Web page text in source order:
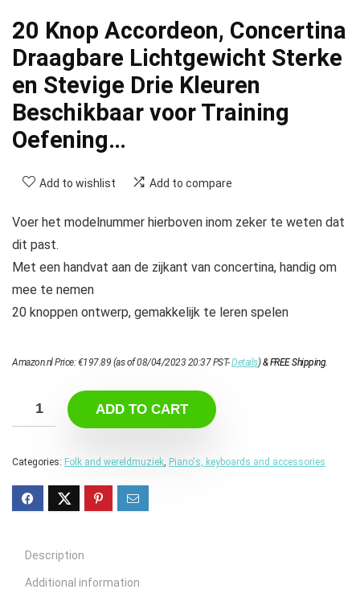
20 Knop Accordeon, Concertina
Draagbare Lichtgewicht Sterke
en Stevige Drie Kleuren
Beschikbaar voor Training
Oefening…
Add to wishlist Add to compare
Voer het modelnummer hierboven inom zeker te weten dat
dit past.
Met een handvat aan de zijkant van concertina, handig om
mee te nemen
20 knoppen ontwerp, gemakkelijk te leren spelen
Amazon.nl Price:€197.89 (as of 08/04/2023 20:37 PST-Details)&FREE Shipping.
ADD TO CART
Categories: Folk and wereldmuziek, Piano's, keyboards and accessories
Description
Additional information